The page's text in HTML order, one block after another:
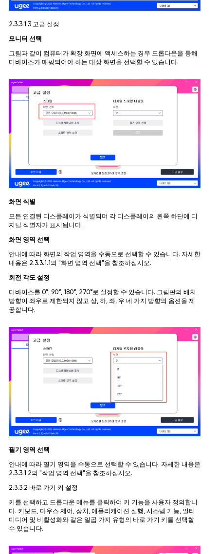
2.3.3.1.3 고급 설정
모니터 선택
그림과 같이 컴퓨터가 확장 화면에 액세스하는 경우 드롭다운을 통해
디바이스가 매핑되어야 하는 대상 화면을 선택할 수 있습니다.
화면 식별
모든 연결된 디스플레이가 식별되며 각 디스플레이의 왼쪽 하단에 디
지털 식별자가 표시됩니다.
화면 영역 선택
안내에 따라 화면의 작업 영역을 수동으로 선택할 수 있습니다. 자세한
내용은 2.3.3.1.1의 "화면 영역 선택"을 참조하십시오.
회전 각도 설정
디바이스를 0°, 90°, 180°, 270°로 설정할 수 있습니다. 그림판의 배치
방향이 좌우로 제한되지 않고 상, 하, 좌, 우 네 가지 방향의 옵션을 제
공합니다.
필기 영역 선택
안내에 따라 필기 영역을 수동으로 선택할 수 있습니다. 자세한 내용은
2.3.3.1.2의 "작업 영역 선택"을 참조하십시오.
2.3.3.2 바로 가기 키 설정
키를 선택하고 드롭다운 메뉴를 클릭하여 키 기능을 사용자 정의합니
다. 키보드, 마우스 제어, 장치, 애플리케이션 실행, 시스템 기능, 멀티
미디어 및 비활성화와 같은 일곱 가지 유형의 바로 가기 키를 선택할
수 있습니다.